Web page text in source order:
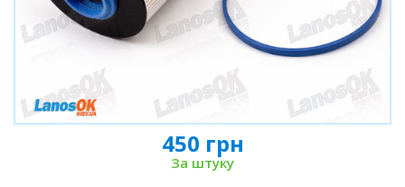
450 грн
За штуку